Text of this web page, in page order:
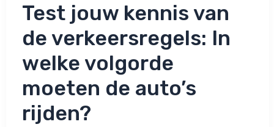
Test jouw kennis van
de verkeersregels: In
welke volgorde
moeten de auto’s
rijden?